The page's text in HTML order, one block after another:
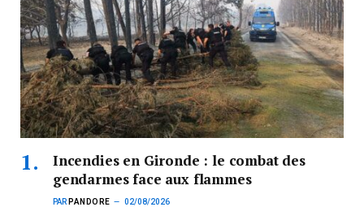
Incendies en Gironde : le combat des
gendarmes face aux flammes
PAR PANDORE 02/08/2026